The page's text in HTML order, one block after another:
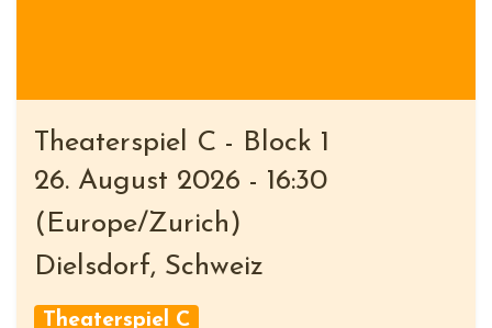
Theaterspiel C - Block 1
26. August 2026 - 16:30
( Europe/Zurich )
Dielsdorf, Schweiz
Theaterspiel C